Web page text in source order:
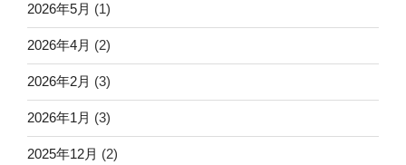
2026年5月 (1)
2026年4月 (2)
2026年2月 (3)
2026年1月 (3)
2025年12月 (2)